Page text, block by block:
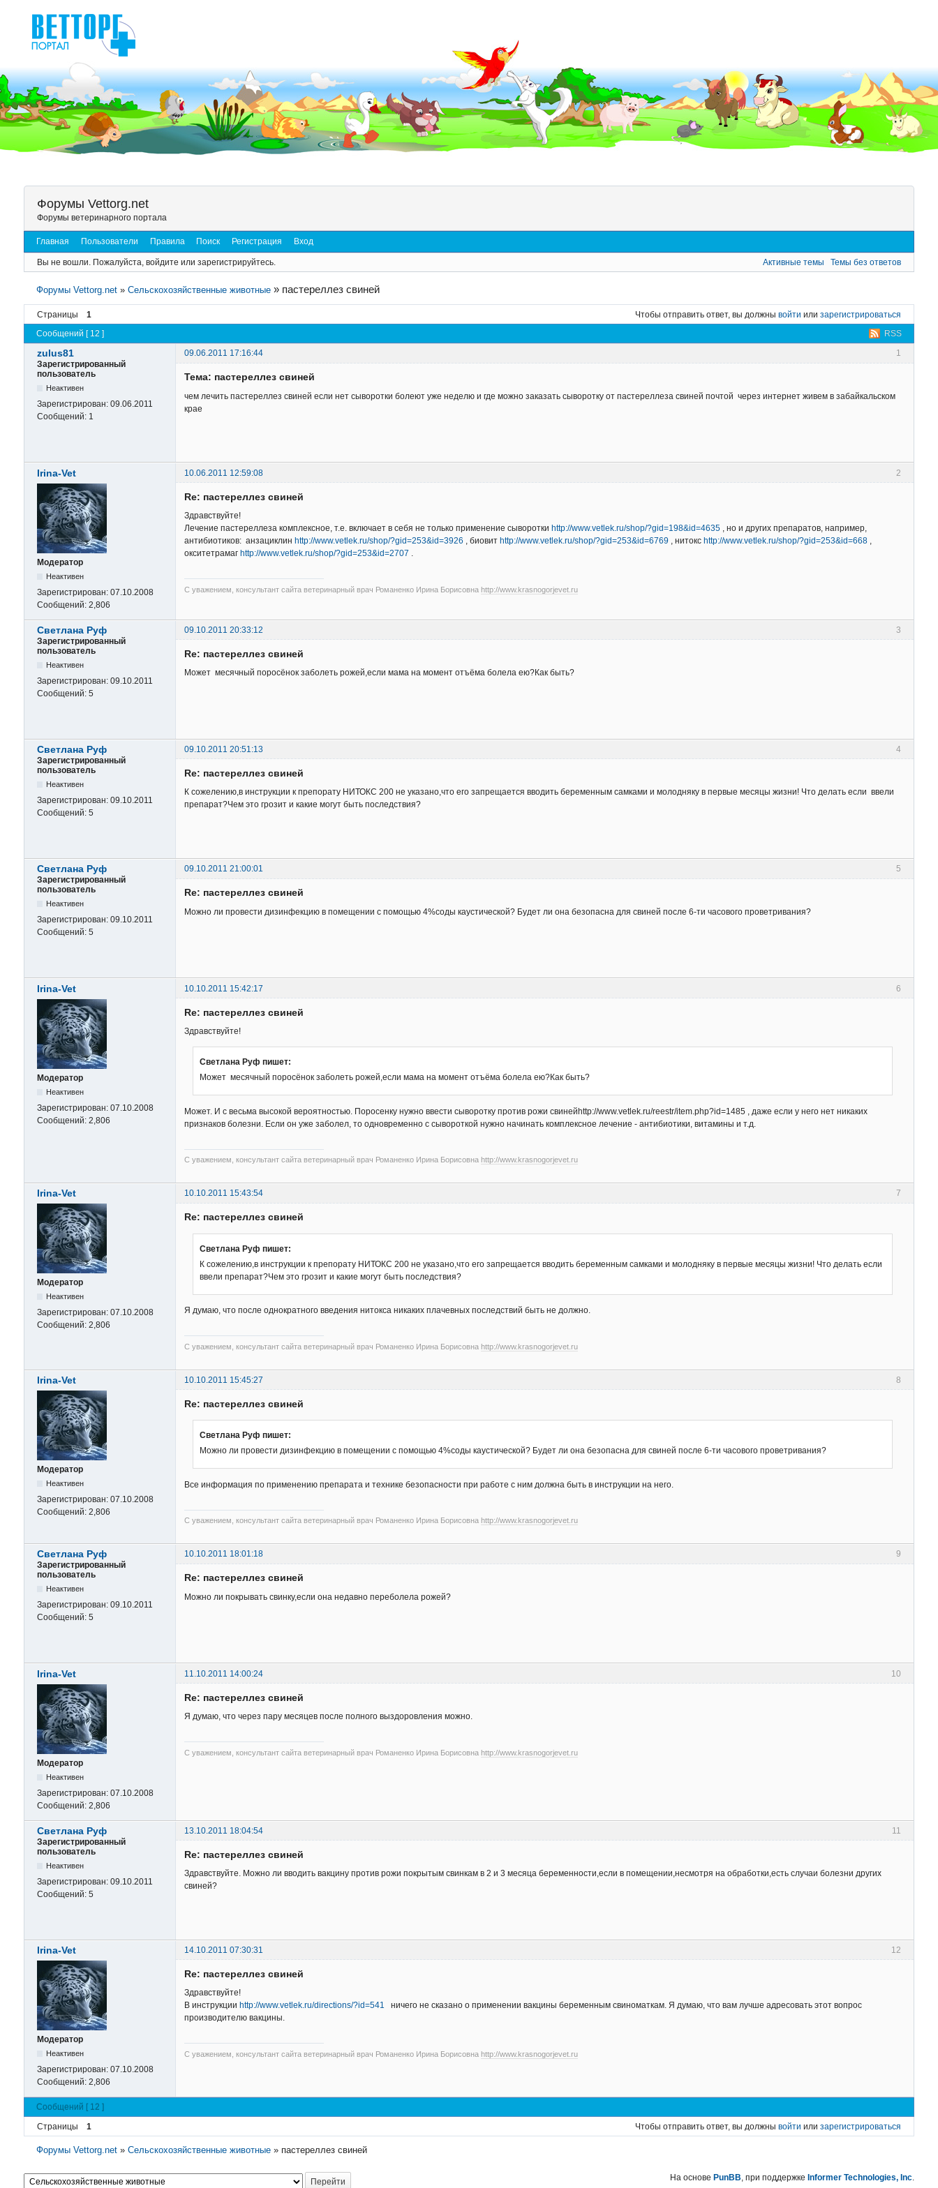
Форумы Vettorg.net
Форумы ветеринарного портала
Главная Пользователи Правила Поиск Регистрация Вход
Вы не вошли. Пожалуйста, войдите или зарегистрируйтесь. Активные темы Темы без ответов
Форумы Vettorg.net »Сельскохозяйственные животные » пастереллез свиней
Страницы 1 Чтобы отправить ответ, вы должнывойти илизарегистрироваться
RSS
Сообщений [ 12 ]
1
zulus81
09.06.2011 17:16:44
Зарегистрированный
пользователь
Неактивен
Зарегистрирован: 09.06.2011
Сообщений: 1
Тема: пастереллез свиней
чем лечить пастереллез свиней если нет сыворотки болеют уже неделю и где можно заказать сыворотку от пастереллеза свиней почтой через интернет живем в забайкальском
крае
2
Irina-Vet 10.06.2011 12:59:08
Модератор
Неактивен
Зарегистрирован: 07.10.2008
Сообщений: 2,806
Re: пастереллез свиней
Здравствуйте!
Лечение пастереллеза комплексное, т.е. включает в себя не только применение сыворотки http://www.vetlek.ru/shop/?gid=198&id=4635, но и других препаратов, например,
антибиотиков: анзациклин http://www.vetlek.ru/shop/?gid=253&id=3926 , биовит http://www.vetlek.ru/shop/?gid=253&id=6769, нитокс http://www.vetlek.ru/shop/?gid=253&id=668,
окситетрамаг http://www.vetlek.ru/shop/?gid=253&id=2707 .
С уважением, консультант сайта ветеринарный врач Романенко Ирина Борисовна http://www.krasnogorjevet.ru
3
Светлана Руф
09.10.2011 20:33:12
Зарегистрированный
пользователь
Неактивен
Зарегистрирован: 09.10.2011
Сообщений: 5
Re: пастереллез свиней
Может месячный поросёнок заболеть рожей,если мама на момент отъёма болела ею?Как быть?
4
Светлана Руф
09.10.2011 20:51:13
Зарегистрированный
пользователь
Неактивен
Зарегистрирован: 09.10.2011
Сообщений: 5
Re: пастереллез свиней
К сожелению,в инструкции к препорату НИТОКС 200 не указано,что его запрещается вводить беременным самками и молодняку в первые месяцы жизни! Что делать если ввели
препарат?Чем это грозит и какие могут быть последствия?
5
Светлана Руф
09.10.2011 21:00:01
Зарегистрированный
пользователь
Неактивен
Зарегистрирован: 09.10.2011
Сообщений: 5
Re: пастереллез свиней
Можно ли провести дизинфекцию в помещении с помощью 4%соды каустической? Будет ли она безопасна для свиней после 6-ти часового проветривания?
6
Irina-Vet 10.10.2011 15:42:17
Модератор
Неактивен
Зарегистрирован: 07.10.2008
Сообщений: 2,806
Re: пастереллез свиней
Здравствуйте!
Светлана Руф пишет:
Может месячный поросёнок заболеть рожей,если мама на момент отъёма болела ею?Как быть?
Может. И с весьма высокой вероятностью. Поросенку нужно ввести сыворотку против рожи свинейhttp://www.vetlek.ru/reestr/item.php?id=1485 , даже если у него нет никаких
признаков болезни. Если он уже заболел, то одновременно с сывороткой нужно начинать комплексное лечение - антибиотики, витамины и т.д.
С уважением, консультант сайта ветеринарный врач Романенко Ирина Борисовна http://www.krasnogorjevet.ru
7
Irina-Vet 10.10.2011 15:43:54
Модератор
Неактивен
Зарегистрирован: 07.10.2008
Сообщений: 2,806
Re: пастереллез свиней
Светлана Руф пишет:
К сожелению,в инструкции к препорату НИТОКС 200 не указано,что его запрещается вводить беременным самками и молодняку в первые месяцы жизни! Что делать если
ввели препарат?Чем это грозит и какие могут быть последствия?
Я думаю, что после однократного введения нитокса никаких плачевных последствий быть не должно.
С уважением, консультант сайта ветеринарный врач Романенко Ирина Борисовна http://www.krasnogorjevet.ru
8
Irina-Vet 10.10.2011 15:45:27
Модератор
Неактивен
Зарегистрирован: 07.10.2008
Сообщений: 2,806
Re: пастереллез свиней
Светлана Руф пишет:
Можно ли провести дизинфекцию в помещении с помощью 4%соды каустической? Будет ли она безопасна для свиней после 6-ти часового проветривания?
Все информация по применению препарата и технике безопасности при работе с ним должна быть в инструкции на него.
С уважением, консультант сайта ветеринарный врач Романенко Ирина Борисовна http://www.krasnogorjevet.ru
9
Светлана Руф
10.10.2011 18:01:18
Зарегистрированный
пользователь
Неактивен
Зарегистрирован: 09.10.2011
Сообщений: 5
Re: пастереллез свиней
Можно ли покрывать свинку,если она недавно переболела рожей?
10
Irina-Vet 11.10.2011 14:00:24
Модератор
Неактивен
Зарегистрирован: 07.10.2008
Сообщений: 2,806
Re: пастереллез свиней
Я думаю, что через пару месяцев после полного выздоровления можно.
С уважением, консультант сайта ветеринарный врач Романенко Ирина Борисовна http://www.krasnogorjevet.ru
11
Светлана Руф
13.10.2011 18:04:54
Зарегистрированный
пользователь
Неактивен
Зарегистрирован: 09.10.2011
Сообщений: 5
Re: пастереллез свиней
Здравствуйте. Можно ли вводить вакцину против рожи покрытым свинкам в 2 и 3 месяца беременности,если в помещении,несмотря на обработки,есть случаи болезни других
свиней?
12
Irina-Vet 14.10.2011 07:30:31
Модератор
Неактивен
Зарегистрирован: 07.10.2008
Сообщений: 2,806
Re: пастереллез свиней
Здравствуйте!
В инструкции http://www.vetlek.ru/directions/?id=541 ничего не сказано о применении вакцины беременным свиноматкам. Я думаю, что вам лучше адресовать этот вопрос
производителю вакцины.
С уважением, консультант сайта ветеринарный врач Романенко Ирина Борисовна http://www.krasnogorjevet.ru
Сообщений [ 12 ]
Страницы
1 Чтобы отправить ответ, вы должнывойти илизарегистрироваться
Форумы Vettorg.net »Сельскохозяйственные животные » пастереллез свиней
На основеPunBB , при поддержкеInformer Technologies, Inc